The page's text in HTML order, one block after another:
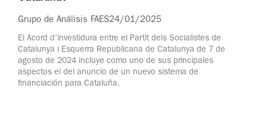
Grupo de Análisis FAES24/01/2025
El Acord d’investidura entre el Partit dels Socialistes de
Catalunya i Esquerra Republicana de Catalunya de 7 de
agosto de 2024 incluye como uno de sus principales
aspectos el del anuncio de un nuevo sistema de
financiación para Cataluña.